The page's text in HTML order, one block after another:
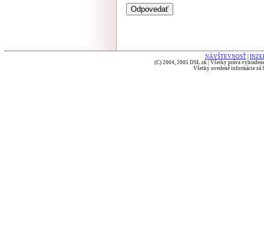
NÁVŠTEVNOSŤ
(C) 2004, 2005 DSL.sk | Všetky práva
Všetky uvedené informácie sú